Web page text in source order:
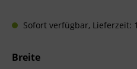
Sofort verfügbar, Lieferzeit:
Breiteauswählen